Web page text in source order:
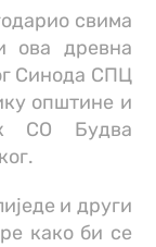
свима
ова древна
Синода СПЦ
општине и
СО Будва
и други
како би се